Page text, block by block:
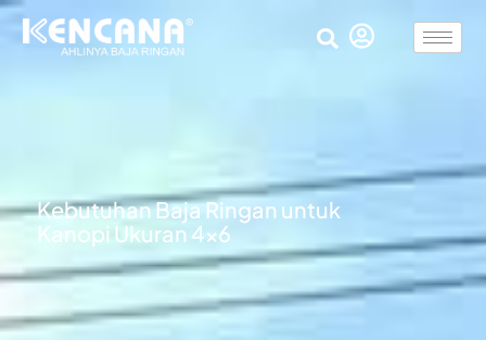
Kebutuhan Baja Ringan untuk
Kanopi Ukuran 4×6